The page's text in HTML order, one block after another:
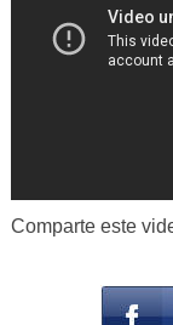
Comparte este